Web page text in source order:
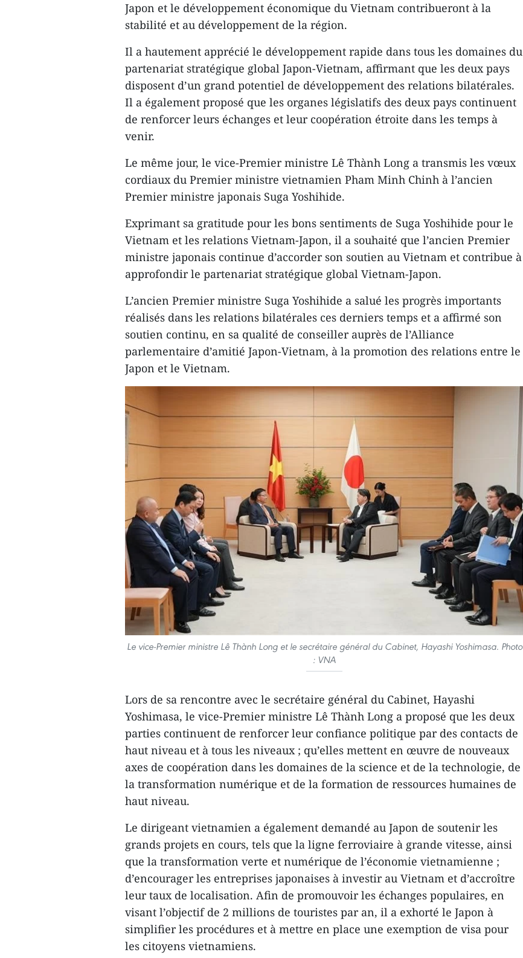
Japon et le développement économique du Vietnam contribueront à la
stabilité et au développement de la région.
Il a hautement apprécié le développement rapide dans tous les domaines du
partenariat stratégique global Japon-Vietnam, affirmant que les deux pays
disposent d’un grand potentiel de développement des relations bilatérales.
Il a également proposé que les organes législatifs des deux pays continuent
de renforcer leurs échanges et leur coopération étroite dans les temps à
venir.
Le même jour, le vice-Premier ministre Lê Thành Long a transmis les vœux
cordiaux du Premier ministre vietnamien Pham Minh Chinh à l’ancien
Premier ministre japonais Suga Yoshihide.
Exprimant sa gratitude pour les bons sentiments de Suga Yoshihide pour le
Vietnam et les relations Vietnam-Japon, il a souhaité que l’ancien Premier
ministre japonais continue d’accorder son soutien au Vietnam et contribue à
approfondir le partenariat stratégique global Vietnam-Japon.
L’ancien Premier ministre Suga Yoshihide a salué les progrès importants
réalisés dans les relations bilatérales ces derniers temps et a affirmé son
soutien continu, en sa qualité de conseiller auprès de l’Alliance
parlementaire d’amitié Japon-Vietnam, à la promotion des relations entre le
Japon et le Vietnam.
Le vice-Premier ministre Lê Thành Long et le secrétaire général du Cabinet, Hayashi Yoshimasa. Photo
: VNA
Lors de sa rencontre avec le secrétaire général du Cabinet, Hayashi
Yoshimasa, le vice-Premier ministre Lê Thành Long a proposé que les deux
parties continuent de renforcer leur confiance politique par des contacts de
haut niveau et à tous les niveaux ; qu’elles mettent en œuvre de nouveaux
axes de coopération dans les domaines de la science et de la technologie, de
la transformation numérique et de la formation de ressources humaines de
haut niveau.
Le dirigeant vietnamien a également demandé au Japon de soutenir les
grands projets en cours, tels que la ligne ferroviaire à grande vitesse, ainsi
que la transformation verte et numérique de l’économie vietnamienne ;
d’encourager les entreprises japonaises à investir au Vietnam et d’accroître
leur taux de localisation. Afin de promouvoir les échanges populaires, en
visant l’objectif de 2 millions de touristes par an, il a exhorté le Japon à
simplifier les procédures et à mettre en place une exemption de visa pour
les citoyens vietnamiens.